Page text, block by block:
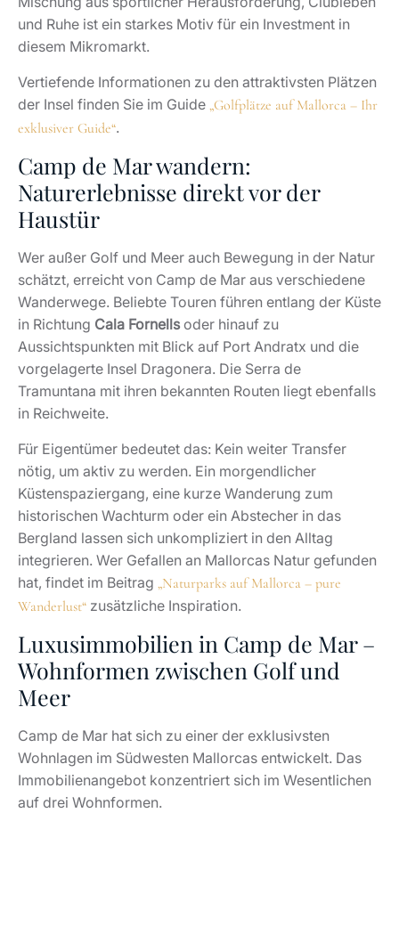
und Ruhe ist ein starkes Motiv für ein Investment in
diesem Mikromarkt.
Vertiefende Informationen zu den attraktivsten Plätzen
der Insel finden Sie im Guide „Golfplätze auf Mallorca – Ihr
exklusiver Guide“.
Camp de Mar wandern:
Naturerlebnisse direkt vor der
Haustür
Wer außer Golf und Meer auch Bewegung in der Natur
schätzt, erreicht von Camp de Mar aus verschiedene
Wanderwege. Beliebte Touren führen entlang der Küste
in Richtung Cala Fornellsoder hinauf zu
Aussichtspunkten mit Blick auf Port Andratx und die
vorgelagerte Insel Dragonera. Die Serra de
Tramuntana mit ihren bekannten Routen liegt ebenfalls
in Reichweite.
Für Eigentümer bedeutet das: Kein weiter Transfer
nötig, um aktiv zu werden. Ein morgendlicher
Küstenspaziergang, eine kurze Wanderung zum
historischen Wachturm oder ein Abstecher in das
Bergland lassen sich unkompliziert in den Alltag
integrieren. Wer Gefallen an Mallorcas Natur gefunden
hat, findet im Beitrag „Naturparks auf Mallorca – pure
Wanderlust“ zusätzliche Inspiration.
Luxusimmobilien in Camp de Mar –
Wohnformen zwischen Golf und
Meer
Camp de Mar hat sich zu einer der exklusivsten
Wohnlagen im Südwesten Mallorcas entwickelt. Das
Immobilienangebot konzentriert sich im Wesentlichen
auf drei Wohnformen.